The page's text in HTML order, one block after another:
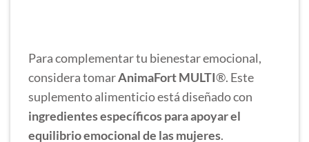
Para complementar tu bienestar emocional,
considera tomarAnimaFort MULTI®. Este
suplemento alimenticio está diseñado con
ingredientes específicos para apoyar el
equilibrio emocional de las mujeres.